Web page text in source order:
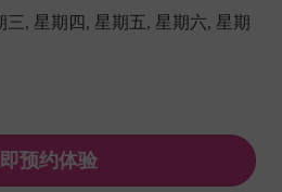
, 星期四, 星期五, 星期六, 星期
预约体验